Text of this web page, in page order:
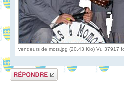
vendeurs de mots.jpg (20.43 Kio) Vu 37917
Répondre